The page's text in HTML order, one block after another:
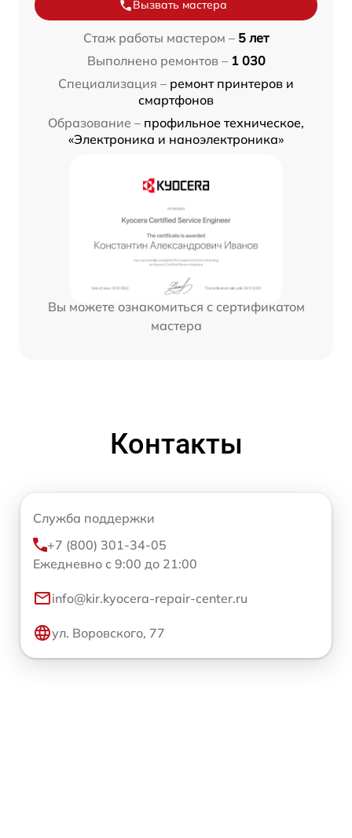
Вызвать мастера
Стаж работы мастером – 5 лет
Выполнено ремонтов – 1 030
Специализация – ремонт принтеров и
смартфонов
Образование – профильное техническое,
«Электроника и наноэлектроника»
Вы можете ознакомиться с сертификатом
мастера
Контакты
Служба поддержки
+7 (800) 301-34-05
Ежедневно с 9:00 до 21:00
info@kir.kyocera-repair-center.ru
ул. Воровского, 77